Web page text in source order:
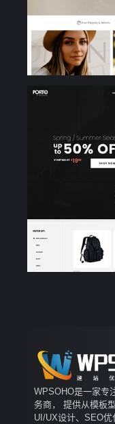
WPSOHO是一家专
务商， 提供从模板
UI/UX设计、SEO